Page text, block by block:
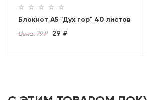
Блокнот А5 "Дух гор" 40 листов
Цена: 79 ₽ 29 ₽